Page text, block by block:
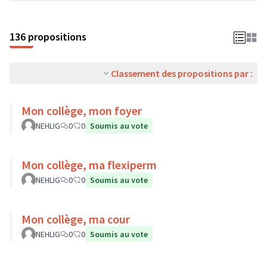
136 propositions
Classement des propositions par :
Mon collège, mon foyer
NEHLIG 0 0 Soumis au vote
Mon collège, ma flexiperm
NEHLIG 0 0 Soumis au vote
Mon collège, ma cour
NEHLIG 0 0 Soumis au vote